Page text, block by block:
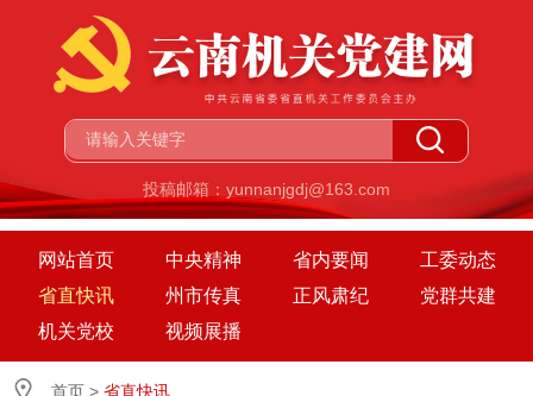
投稿邮箱：yunnanjgdj@163.com
网站首页 中央精神 省内要闻
工委动态
省直快讯
州市传真 正风肃纪
党群共建
机关党校
视频展播
首页 > 省直快讯